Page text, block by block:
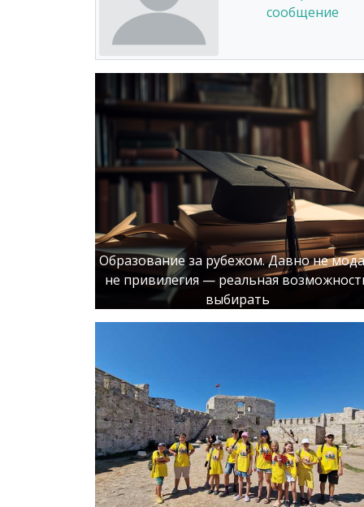
сообщение
Образование за рубежом. Давно не
не привилегия — реальная
выбирать